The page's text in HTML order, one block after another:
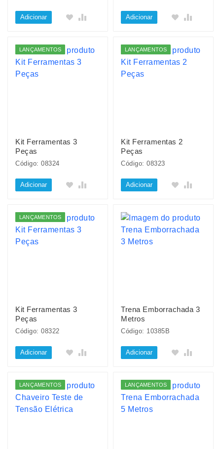
Adicionar Adicionar
LANÇAMENTOS
Kit Ferramentas 3
Peças
Código: 08324
Adicionar
LANÇAMENTOS
Kit Ferramentas 2
Peças
Código: 08323
Adicionar
LANÇAMENTOS
Kit Ferramentas 3
Peças
Código: 08322
Adicionar
Trena Emborrachada 3
Metros
Código: 10385B
Adicionar
LANÇAMENTOS LANÇAMENTOS